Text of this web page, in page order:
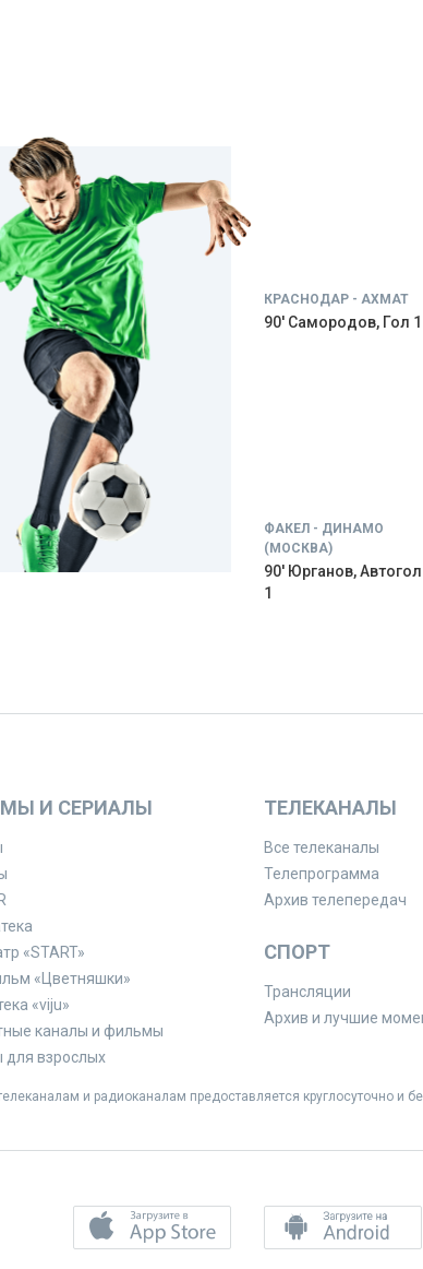
КРАСНОДАР - АХМАТ
90' Самородов, Гол 1
ФАКЕЛ - ДИНАМО
(МОСКВА)
90' Юрганов, Автогол
1
И СЕРИАЛЫ
«START»
«Цветняшки»
«viju»
каналы и фильмы
взрослых
ТЕЛЕКАНАЛЫ
Все телеканалы
Телепрограмма
Архив телепередач
СПОРТ
Трансляции
Архив и лучшие
и радиоканалам предоставляется круглосуточно и